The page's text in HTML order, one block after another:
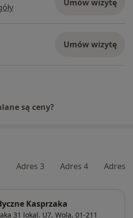
Umów wizytę
Umów wizytę
są ceny?
Adres 3 Adres 4 Adres 5
Kasprzaka
31 lokal. U7, Wola, 01-211